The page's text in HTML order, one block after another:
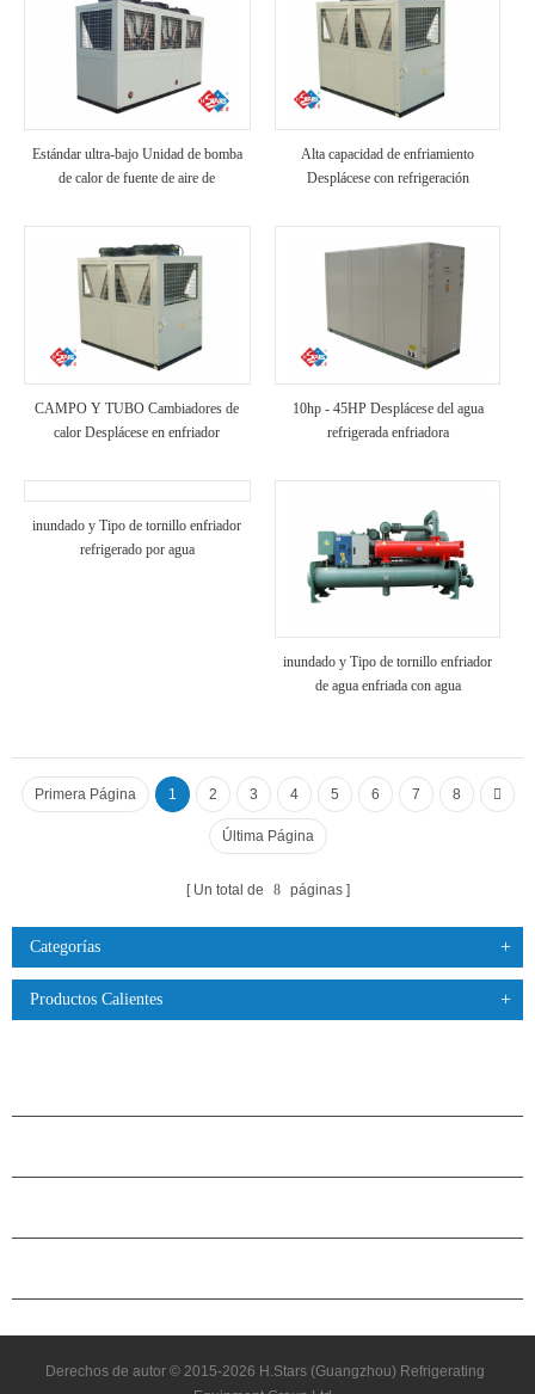
Estándar ultra-bajo Unidad de bomba
de calor de fuente de aire de
Alta capacidad de enfriamiento
Desplácese con refrigeración
CAMPO Y TUBO Cambiadores de
calor Desplácese en enfriador
10hp - 45HP Desplácese del agua
refrigerada enfriadora
inundado y Tipo de tornillo enfriador
refrigerado por agua
inundado y Tipo de tornillo enfriador
de agua enfriada con agua
Primera Página 1 2 3 4 5 6 7 8
Última Página
Un total de 8 páginas
Categorías
Productos Calientes
Derechos de autor © 2015-2026 H.Stars (Guangzhou) Refrigerating